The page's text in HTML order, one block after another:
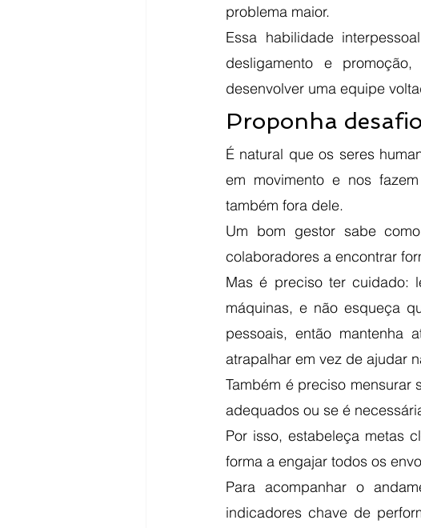
problema maior.
Essa habilidade
desligamento e
desenvolver uma equipe
Proponha
É natural que os seres
em movimento e nos
também fora dele.
Um bom gestor sabe
colaboradores a encontrar
Mas é preciso ter cuidado:
máquinas, e não esqueça
pessoais, então mantenha
atrapalhar em vez de ajudar
Também é preciso mensurar
adequados ou se é
Por isso, estabeleça metas
forma a engajar todos os
Para acompanhar o
indicadores chave de